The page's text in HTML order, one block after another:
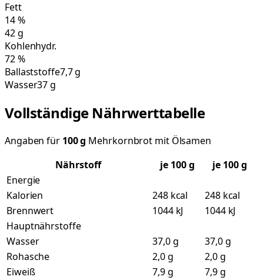
Fett
14%
42g
Kohlenhydr.
72%
Ballaststoffe7,7 g
Wasser37 g
Vollständige Nährwerttabelle
Angaben für 100g Mehrkornbrot mit Ölsamen
Nährstoff
je 100g
je 100 g
Energie
Kalorien
248 kcal
248 kcal
Brennwert
1044 kJ
1044 kJ
Hauptnährstoffe
Wasser
37,0 g
37,0 g
Rohasche
2,0 g
2,0 g
Eiweiß
7,9 g
7,9 g